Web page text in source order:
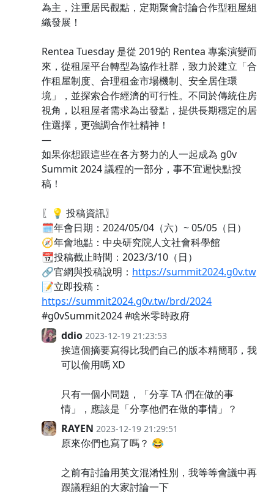
為主，注重居民觀點，定期聚會討論合作型租屋組
織發展！
Rentea Tuesday 是從 2019的 Rentea 專案演變而
來，從租屋平台轉型為協作社群，致力於建立「合
作租屋制度、合理租金市場機制、安全居住環
境」，並探索合作經濟的可行性。不同於傳統住房
視角，以租屋者需求為出發點，提供長期穩定的居
住選擇，更強調合作社精神！
—
如果你想跟這些在各方努力的人一起成為 g0v
Summit 2024 議程的一部分，事不宜遲快點投
稿！
〖💡 投稿資訊〗
🗓️年會日期：2024/05/04（六）~ 05/05（日）
🧭年會地點：中央研究院人文社會科學館
📆投稿截止時間：2023/3/10（日）
🔗官網與投稿說明： https://summit2024.g0v.tw
📝立即投稿：
https://summit2024.g0v.tw/brd/2024
#g0vSummit2024 #啥米零時政府
ddio 2023-12-19 21:23:53
挨這個摘要寫得比我們自己的版本精簡耶，我
可以偷用嗎 XD
只有一個小問題，「分享 TA 們在做的事
情」，應該是「分享他們在做的事情」？
RAYEN 2023-12-19 21:29:51
原來你們也寫了嗎？ 😂
之前有討論用英文混淆性別，我等等會議中再
跟議程組的大家討論一下